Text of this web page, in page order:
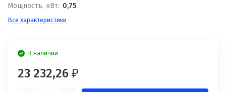
Мощность, кВт: 0,75
Все характеристики
В наличии
23 232,26 ₽